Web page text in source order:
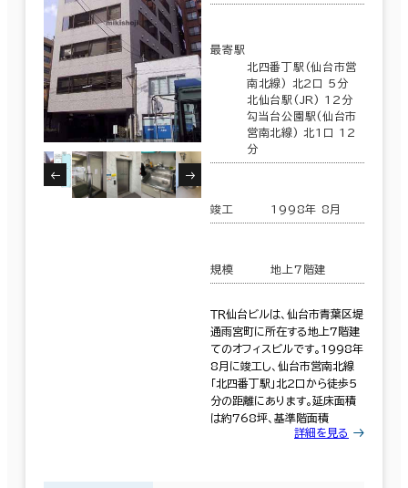
最寄駅
北四番丁駅(仙台市営
南北線) 北2口 5分
北仙台駅(JR) 12分
勾当台公園駅(仙台市
営南北線) 北1口 12
分
竣工 1998年 8月
規模 地上7階建
ＴＲ仙台ビルは、仙台市青葉区堤
通雨宮町に所在する地上7階建
てのオフィスビルです。1998年
8月に竣工し、仙台市営南北線
「北四番丁駅」北2口から徒歩5
分の距離にあります。延床面積
は約768坪、基準階面積
詳細を見る